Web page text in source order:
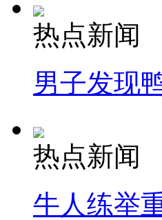
热点新闻
男子发现
热点新闻
牛人练举